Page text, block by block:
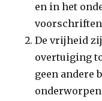
en in het
De vrijheid
overtuiging
geen andere